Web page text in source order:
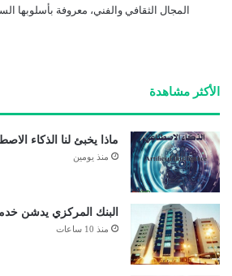
المجال الثقافي والفني، معروفة بأسلوبها
الأكثر مشاهدة
ماذا يخبئ لنا الذكاء
منذ يومين
البنك المركزي يدشن
منذ 10 ساعات